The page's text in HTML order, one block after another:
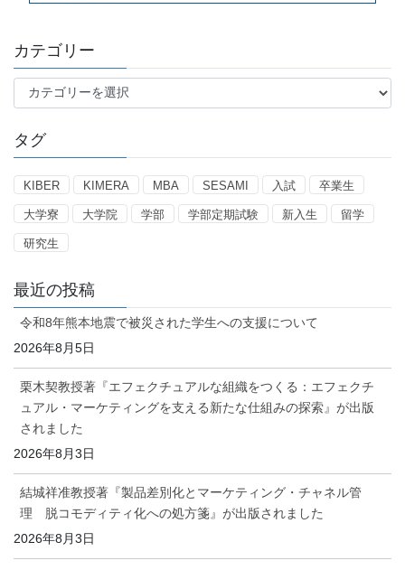
カテゴリー
テ
リ
ー
タグ
KIBER KIMERA MBA SESAMI 入試 卒業生
大学寮 大学院 学部 学部定期試験 新入生 留学
研究生
最近の投稿
令和8年熊本地震で被災された学生への支援について
2026年8月5日
栗木契教授著『エフェクチュアルな組織をつくる：エフェクチ
ュアル・マーケティングを支える新たな仕組みの探索』が出版
されました
2026年8月3日
結城祥准教授著『製品差別化とマーケティング・チャネル管
理 脱コモディティ化への処方箋』が出版されました
2026年8月3日